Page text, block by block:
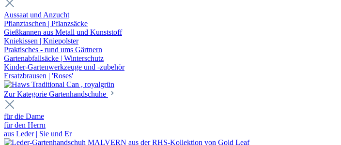
Aussaat und Anzucht
Pflanztaschen | Pflanzsäcke
Gießkannen aus Metall und Kunststoff
Kniekissen | Kniepolster
Praktisches - rund ums Gärtnern
Gartenabfallsäcke | Winterschutz
Kinder-Gartenwerkzeuge und -zubehör
Ersatzbrausen | 'Roses'
Zur Kategorie Gartenhandschuhe
für die Dame
für den Herrn
aus Leder | Sie und Er